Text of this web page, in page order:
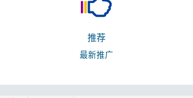
推荐
最新推广